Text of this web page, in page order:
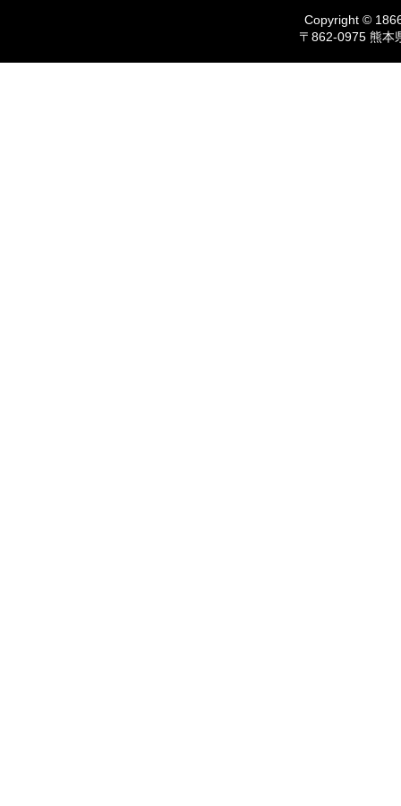
Copyright ©
〒862-0975 熊本